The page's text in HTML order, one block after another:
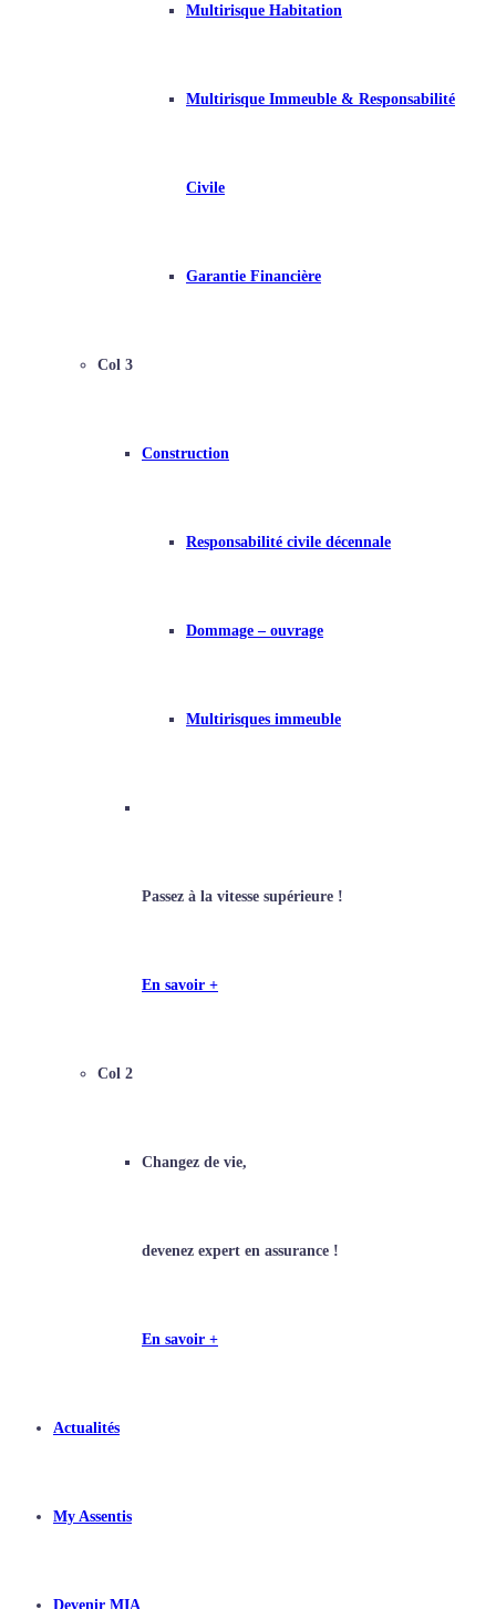
Multirisque Habitation
Multirisque Immeuble & Responsabilité
Civile
Garantie Financière
Col 3
Construction
Responsabilité civile décennale
Dommage – ouvrage
Multirisques immeuble
Passez à la vitesse supérieure !
En savoir +
Col 2
Changez de vie,
devenez expert en assurance !
En savoir +
Actualités
My Assentis
Devenir MIA